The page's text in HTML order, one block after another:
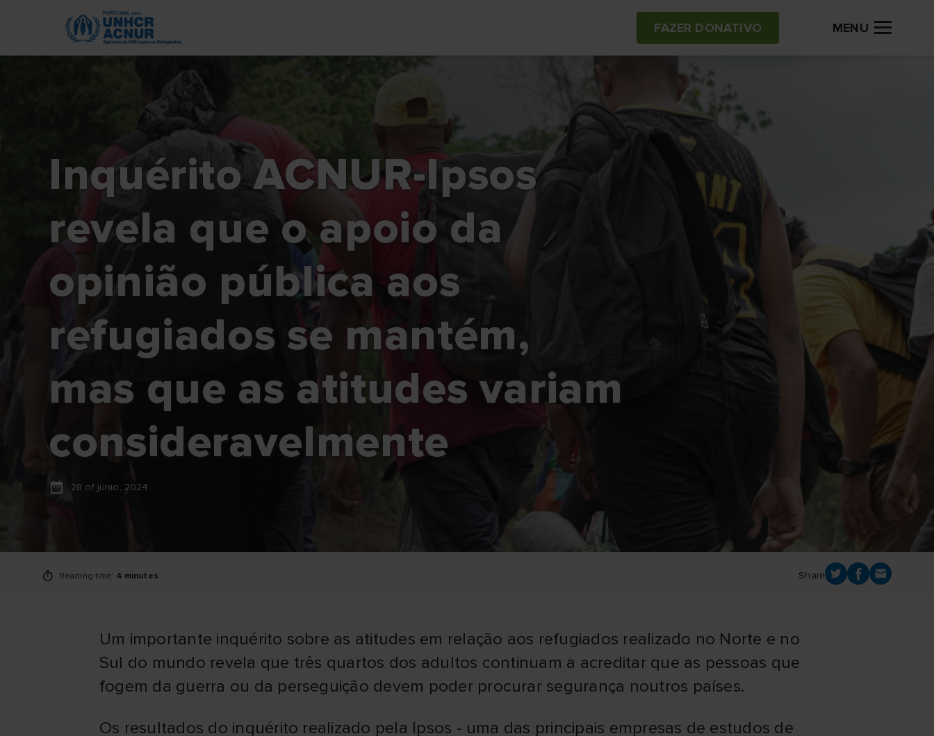
FAZER DONATIVO MENU
Inquérito ACNUR-Ipsos
revela que o apoio da
opinião pública aos
refugiados se mantém,
mas que as atitudes variam
consideravelmente
28 of junio, 2024
Reading time: 4 minutes Share
Um importante inquérito sobre as atitudes em relação aos refugiados realizado no Norte e no
Sul do mundo revela que três quartos dos adultos continuam a acreditar que as pessoas que
fogem da guerra ou da perseguição devem poder procurar segurança noutros países.
Os resultados do inquérito realizado pela Ipsos - uma das principais empresas de estudos de